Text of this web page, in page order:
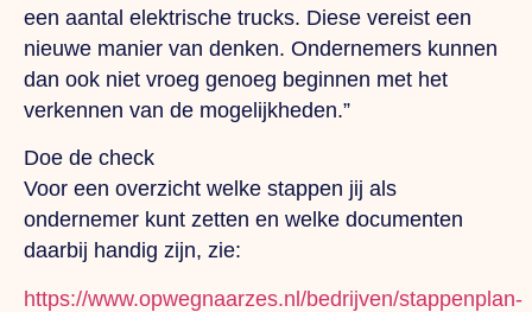
een aantal elektrische trucks. Diese vereist een
nieuwe manier van denken. Ondernemers kunnen
dan ook niet vroeg genoeg beginnen met het
verkennen van de mogelijkheden.”
Doe de check
Voor een overzicht welke stappen jij als
ondernemer kunt zetten en welke documenten
daarbij handig zijn, zie:
https://www.opwegnaarzes.nl/bedrijven/stappenplan-